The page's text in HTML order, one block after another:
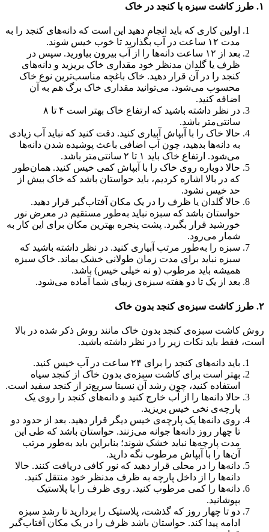
۱. طرز کاشت سبزه با کنجد در خاک
اولین کاری که باید انجام دهید این است که دانه‌های کنجد را به
مدت ۱۲ ساعت در آب بگذارید تا خوب خیس شوند‌.
بعد از ۱۲ ساعت دانه‌ها را از آب بیرون بیاورید. سپس در
ظرف یا گلدان‌ مدنظر خود مقداری خاک بریزید و دانه‌های
کنجد را در آن قرار دهید. خاک باغچه مناسب‌ترین نوع خاک
محسوب می‌شود. می‌توانید مقداری خا‌ک برگ هم به آن
اضافه کنید‌.
در نظر داشته باشید که ارتفاع خاک بهتر است ۴ تا ۸
سانتی‌متر باشد.
حالا خاک را با آبپاش آبیاری کنید. دقت کنید که نباید آب زیادی
به دانه‌ها بدهید، چون آب اضافی باعث پوشیده شدن دانه‌ها
می‌شود. ارتفاع خاک باید ۱ تا ۲ سانتی‌متر باشد.
حالا دوباره روی خاک را با آبپاش کمی خیس کنید. همان‌طور
که در بالا اشاره کردیم، باید حواستان باشد که خاک بیش از
حد خیس نشود.
حالا گلدان یا ظرف را در یک مکان آفتاب‌گیر قرار دهید.
حواستان باشد که سبزه نباید به‌طور مستقیم در معرض نور
خورشید قرار بگیرد. پشت پنجره بهترین مکان برای این کار به
شمار می‌رود.
سبزه را به‌طور مرتب آبیاری کنید. در نظر داشته باشید که
سبزه نباید برای مدت زمان طولانی خشک بماند. خاک سبزه
همیشه باید مرطوب (و نه خیلی خیس) باشد.
بعد از یک تا دو هفته سبزه‌ی زیبای شما آماده می‌شود.
۲. طرز کاشت سبزه‌ی کنجد بدون خاک
روش کاشت سبزه‌ی کنجد بدون خاک مانند روش ذکر شده در بالا
است، فقط باید نکات زیر را در نظر داشته باشید.
باید دانه‌های کنجد را برای ۲۴ ساعت در آب خیس کنید.
بهتر است برای کاشت سبزه‌‌ی بدون خاک از کنجد سیاه
استفاده کنید، چون رشد آن نسبتا سریع‌تر از کنجد سفید است.
حالا دانه‌ها را از آب خارج کنید و دانه‌های کنجد را روی یک
پارچه‌ی نخی خیس بریزید.
روی دانه‌ها یک پارچه‌ی خیس دیگر قرار دهید. بعد از حدود دو
تا چهار روز دانه‌ها جوانه می‌زنند. حواستان باشد که طی این
مدت پارچه‌ها نباید خشک شوند؛ بنابراین باید به‌طور مرتب
آن‌ها را با آبپاش مرطوب نگه دارید.
دانه‌ها را در محلی قرار دهید که نور کافی دریافت کنند. حالا
دانه‌ها را از داخل پارچه به ظرف مدنظر خود منتقل کنید.
دانه‌ها را کمی مرطوب کنید. روی ظرف را با پلاستیک
بپوشانید.
دو تا چهار روز که گذشت، پلاستیک را بردارید تا رشد سبزه
ادامه پیدا کند. حواستان باشد ظرف را در یک مکان آفتاب‌گیر